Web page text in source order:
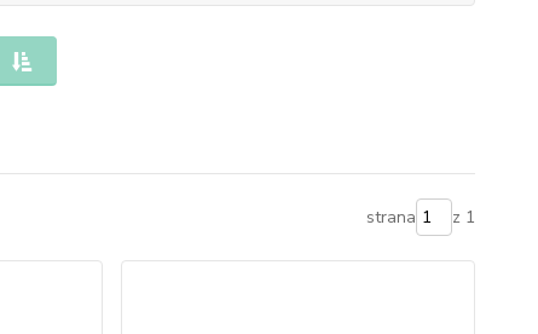
strana z 1